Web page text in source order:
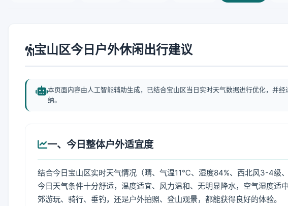
宝山区今日户外休闲出行建议
本页面内容由人工智能辅助生成，已结合宝山区当日实时天气数据进行优化，并
纳。
一、今日整体户外适宜度
结合今日宝山区实时天气情况（晴、气温11℃、湿度84%、西北风3-4级
今日天气条件十分舒适，温度适宜、风力温和、无明显降水，空气湿度适
郊游玩、骑行、垂钓，还是户外拍照、登山观景，都能获得良好的体验。